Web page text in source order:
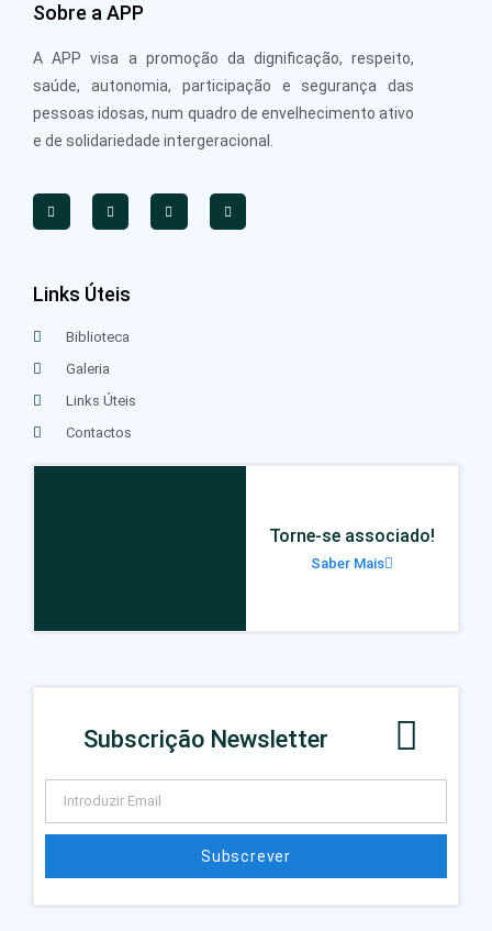
Sobre a APP
A APP visa a promoção da dignificação, respeito,
saúde, autonomia, participação e segurança das
pessoas idosas, num quadro de envelhecimento ativo
e de solidariedade intergeracional.
Links Úteis
Biblioteca
Galeria
Links Úteis
Contactos
Torne-se associado!
Saber Mais
Subscrição Newsletter
Subscrever